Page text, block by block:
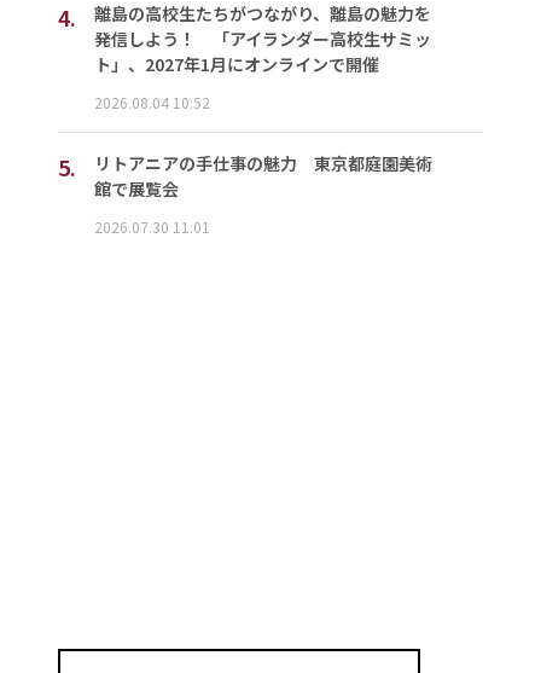
4.
離島の高校生たちがつながり、離島の魅力を
発信しよう！ 「アイランダー高校生サミッ
ト」、2027年1月にオンラインで開催
2026.08.04 10:52
5.
リトアニアの手仕事の魅力 東京都庭園美術
館で展覧会
2026.07.30 11:01